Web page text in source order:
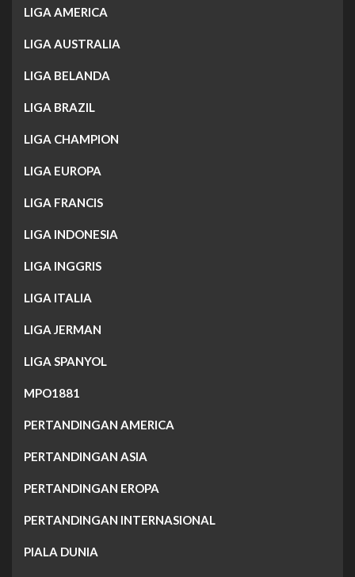
LIGA AMERICA
LIGA AUSTRALIA
LIGA BELANDA
LIGA BRAZIL
LIGA CHAMPION
LIGA EUROPA
LIGA FRANCIS
LIGA INDONESIA
LIGA INGGRIS
LIGA ITALIA
LIGA JERMAN
LIGA SPANYOL
MPO1881
PERTANDINGAN AMERICA
PERTANDINGAN ASIA
PERTANDINGAN EROPA
PERTANDINGAN INTERNASIONAL
PIALA DUNIA